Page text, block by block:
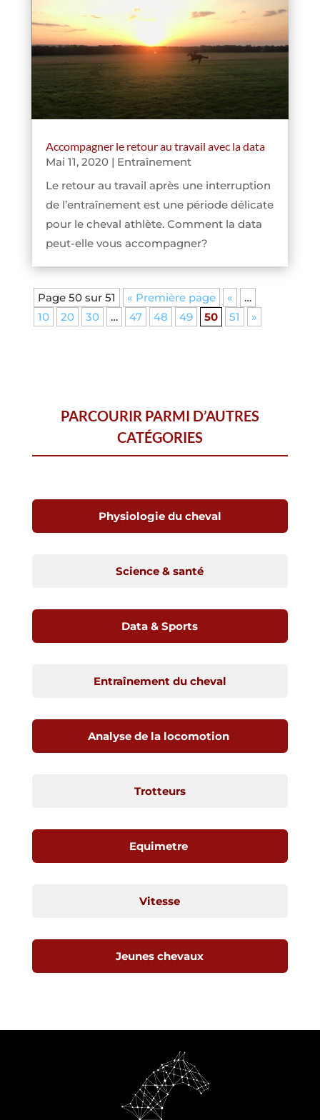
Accompagner le retour au travail avec la data
Mai 11, 2020| Entraînement
Le retour au travail après une interruption
de l’entraînement est une période délicate
pour le cheval athlète. Comment la data
peut-elle vous accompagner?
Page 50 sur 51 « Première page «
…
10
20 30 … 47 48 49 50 51 »
PARCOURIR PARMI D’AUTRES
CATÉGORIES
Physiologie du cheval
Science & santé
Data & Sports
Entraînement du cheval
Analyse de la locomotion
Trotteurs
Equimetre
Vitesse
Jeunes chevaux